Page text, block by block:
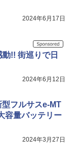
2024年6月17日
!! 街巡りで日
2024年6月12日
フルサスe-MT
容量バッテリー
2024年3月27日